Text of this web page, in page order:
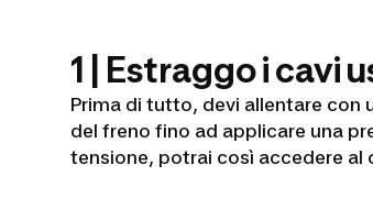
1 | Estraggo i cavi
Prima di tutto, devi allentare con
del freno fino ad applicare una
tensione, potrai così accedere al